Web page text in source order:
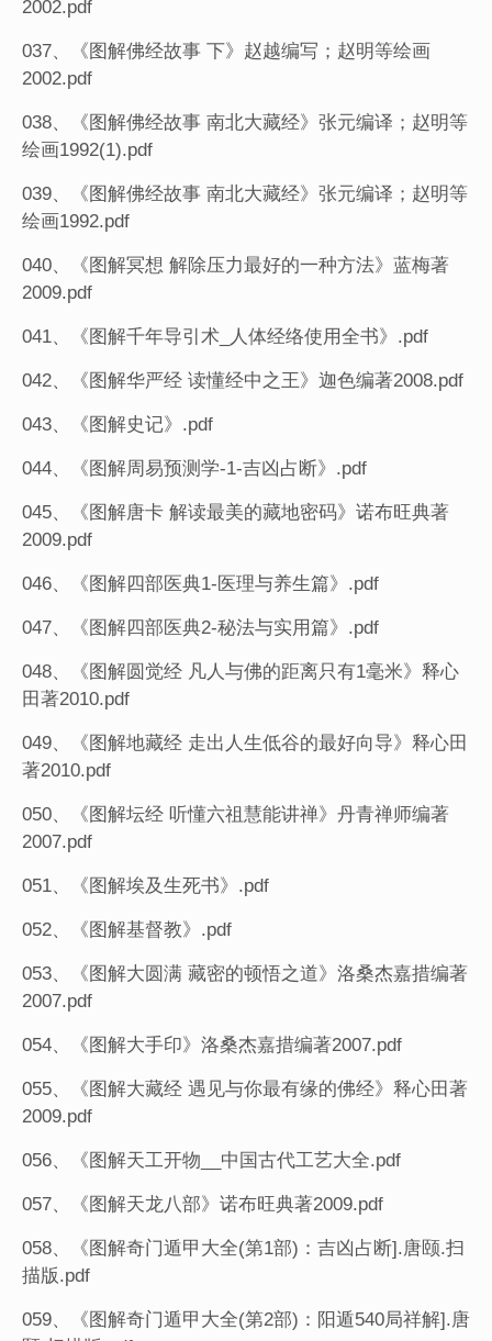
2002.pdf
037、《图解佛经故事 下》赵越编写；赵明等绘画
2002.pdf
038、《图解佛经故事 南北大藏经》张元编译；赵明等
绘画1992(1).pdf
039、《图解佛经故事 南北大藏经》张元编译；赵明等
绘画1992.pdf
040、《图解冥想 解除压力最好的一种方法》蓝梅著
2009.pdf
041、《图解千年导引术_人体经络使用全书》.pdf
042、《图解华严经 读懂经中之王》迦色编著2008.pdf
043、《图解史记》.pdf
044、《图解周易预测学-1-吉凶占断》.pdf
045、《图解唐卡 解读最美的藏地密码》诺布旺典著
2009.pdf
046、《图解四部医典1-医理与养生篇》.pdf
047、《图解四部医典2-秘法与实用篇》.pdf
048、《图解圆觉经 凡人与佛的距离只有1毫米》释心
田著2010.pdf
049、《图解地藏经 走出人生低谷的最好向导》释心田
著2010.pdf
050、《图解坛经 听懂六祖慧能讲禅》丹青禅师编著
2007.pdf
051、《图解埃及生死书》.pdf
052、《图解基督教》.pdf
053、《图解大圆满 藏密的顿悟之道》洛桑杰嘉措编著
2007.pdf
054、《图解大手印》洛桑杰嘉措编著2007.pdf
055、《图解大藏经 遇见与你最有缘的佛经》释心田著
2009.pdf
056、《图解天工开物__中国古代工艺大全.pdf
057、《图解天龙八部》诺布旺典著2009.pdf
058、《图解奇门遁甲大全(第1部)：吉凶占断].唐颐.扫
描版.pdf
059、《图解奇门遁甲大全(第2部)：阳遁540局祥解].唐